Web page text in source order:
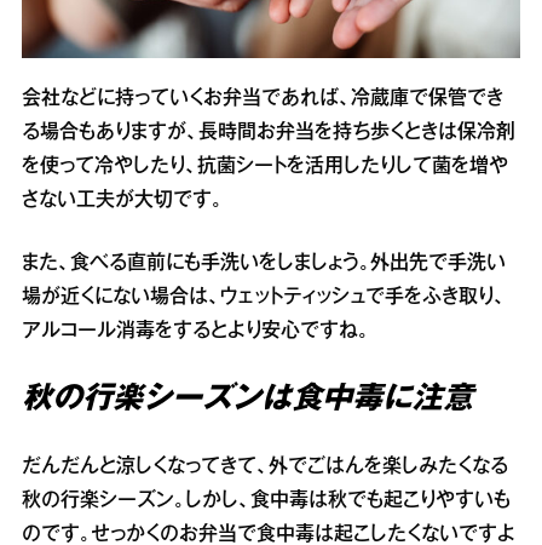
会社などに持っていくお弁当であれば、冷蔵庫で保管でき
る場合もありますが、長時間お弁当を持ち歩くときは保冷剤
を使って冷やしたり、抗菌シートを活用したりして菌を増や
さない工夫が大切です。
また、食べる直前にも手洗いをしましょう。外出先で手洗い
場が近くにない場合は、ウェットティッシュで手をふき取り、
アルコール消毒をするとより安心ですね。
秋の行楽シーズンは食中毒に注意
だんだんと涼しくなってきて、外でごはんを楽しみたくなる
秋の行楽シーズン。しかし、食中毒は秋でも起こりやすいも
のです。せっかくのお弁当で食中毒は起こしたくないですよ